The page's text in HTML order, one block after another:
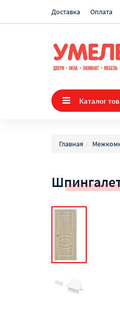
Доставка Оплата
Каталог
Главная